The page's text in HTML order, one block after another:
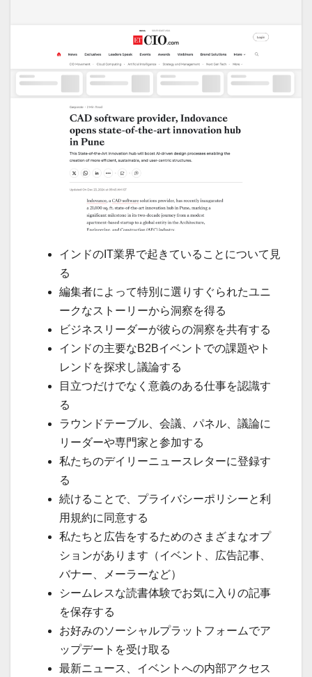
インドのIT業界で起きていることについて見
る
編集者によって特別に選りすぐられたユニ
ークなストーリーから洞察を得る
ビジネスリーダーが彼らの洞察を共有する
インドの主要なB2Bイベントでの課題やト
レンドを探求し議論する
目立つだけでなく意義のある仕事を認識す
る
ラウンドテーブル、会議、パネル、議論に
リーダーや専門家と参加する
私たちのデイリーニュースレターに登録す
る
続けることで、プライバシーポリシーと利
用規約に同意する
私たちと広告をするためのさまざまなオプ
ションがあります（イベント、広告記事、
バナー、メーラーなど）
シームレスな読書体験でお気に入りの記事
を保存する
お好みのソーシャルプラットフォームでア
ップデートを受け取る
最新ニュース、イベントへの内部アクセス